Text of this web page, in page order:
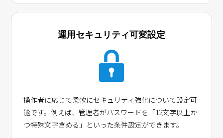
運用セキュリティ可変設定
操作者に応じて柔軟にセキュリティ強化について設定可
能です。例えば、管理者がパスワードを「12文字以上か
つ特殊文字含める」といった条件設定ができます。